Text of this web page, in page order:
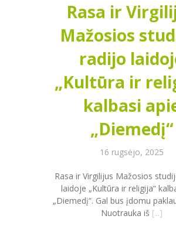
Rasa ir
Mažosios
radijo
„Kultūra ir
kalbasi
„Diemedį“
16 rugsėjo, 2025
Rasa ir Virgilijus Mažosios
laidoje „Kultūra ir religija“
„Diemedį“. Gal bus įdomu
Nuotrauka iš [...]